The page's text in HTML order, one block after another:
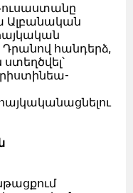
Ալբանական
Դրանով հանդերձ,